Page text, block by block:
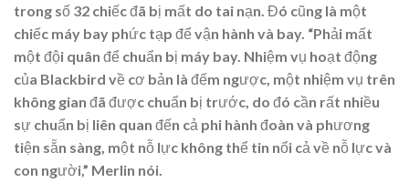
trong số 32 chiếc đã bị mất do tai nạn. Đó cũng là một
chiếc máy bay phức tạp để vận hành và bay. “Phải mất
một đội quân để chuẩn bị máy bay. Nhiệm vụ hoạt động
của Blackbird về cơ bản là đếm ngược, một nhiệm vụ trên
không gian đã được chuẩn bị trước, do đó cần rất nhiều
sự chuẩn bị liên quan đến cả phi hành đoàn và phương
tiện sẵn sàng, một nỗ lực không thể tin nổi cả về nỗ lực và
con người,” Merlin nói.